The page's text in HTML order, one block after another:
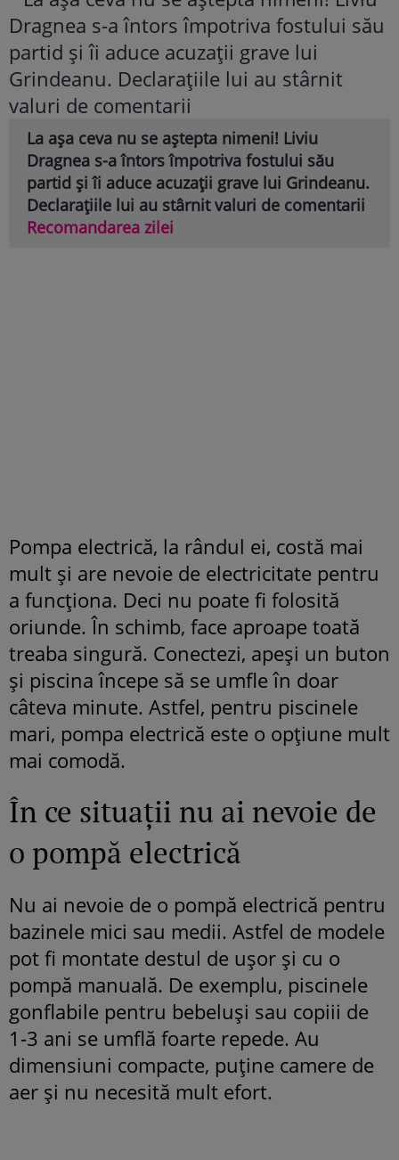
La așa ceva nu se aștepta nimeni! Liviu
Dragnea s-a întors împotriva fostului său
partid și îi aduce acuzații grave lui Grindeanu.
Declarațiile lui au stârnit valuri de comentarii
Recomandarea zilei
Pompa electrică, la rândul ei, costă mai
mult și are nevoie de electricitate pentru
a funcționa. Deci nu poate fi folosită
oriunde. În schimb, face aproape toată
treaba singură. Conectezi, apeși un buton
și piscina începe să se umfle în doar
câteva minute. Astfel, pentru piscinele
mari, pompa electrică este o opțiune mult
mai comodă.
În ce situații nu ai nevoie de
o pompă electrică
Nu ai nevoie de o pompă electrică pentru
bazinele mici sau medii. Astfel de modele
pot fi montate destul de ușor și cu o
pompă manuală. De exemplu, piscinele
gonflabile pentru bebeluși sau copiii de
1-3 ani se umflă foarte repede. Au
dimensiuni compacte, puține camere de
aer și nu necesită mult efort.